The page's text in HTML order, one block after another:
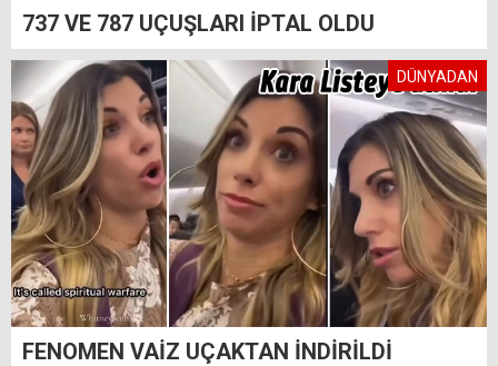
737 VE 787 UÇUŞLARI İPTAL OLDU
DÜNYADAN
FENOMEN VAİZ UÇAKTAN İNDİRİLDİ